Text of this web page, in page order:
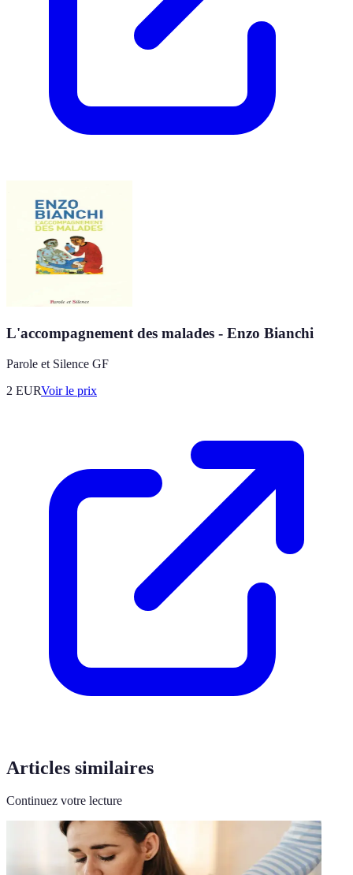
L'accompagnement des malades - Enzo Bianchi
Parole et Silence GF
2 EURVoir le prix
Articles similaires
Continuez votre lecture